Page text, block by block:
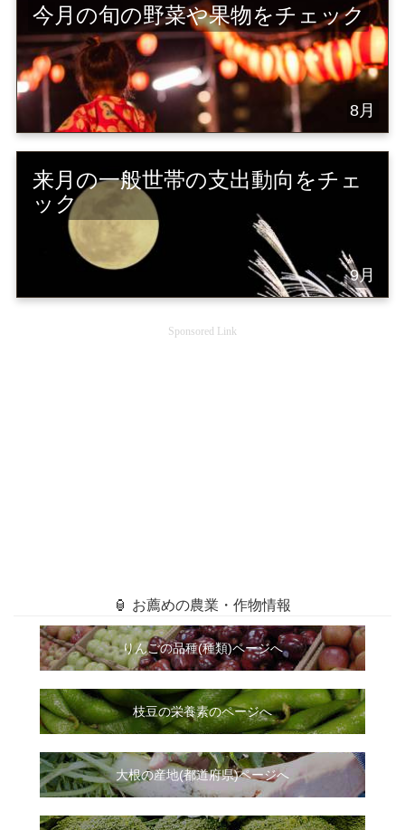
今月の旬の野菜や果物をチェック
8月
来月の一般世帯の支出動向をチェ
ック
9月
Sponsored Link
🏮 お薦めの農業・作物情報
りんごの品種(種類)ページへ
枝豆の栄養素のページへ
大根の産地(都道府県)ページへ